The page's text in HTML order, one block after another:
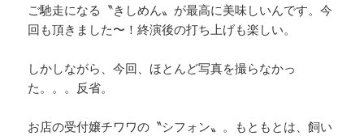
ご馳走になる〝きしめん〟が最高に美味しいんです。今
回も頂きました〜！終演後の打ち上げも楽しい。
しかしながら、今回、ほとんど写真を撮らなかっ
た。。。反省。
お店の受付嬢チワワの〝シフォン〟。もともとは、飼い